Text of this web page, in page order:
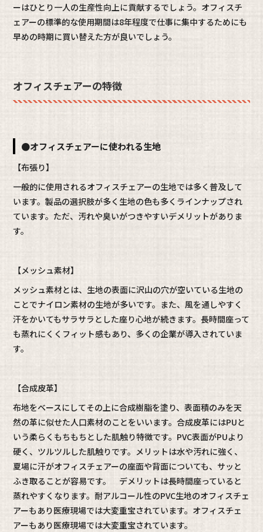
ーはひとり一人の生産性向上に貢献するでしょう。オフィスチ
ェアーの標準的な使用期間は8年程度で仕事に集中するためにも
早めの時期に買い替えた方が良いでしょう。
オフィスチェアーの特徴
●オフィスチェアーに使われる生地
【布張り】
一般的に使用されるオフィスチェアーの生地では多く普及して
います。製品の選択肢が多く生地の色も多くラインナップされ
ています。ただ、汚れや臭いがつきやすいデメリットがありま
す。
【メッシュ素材】
メッシュ素材とは、生地の表面に沢山の穴が空いている生地の
ことでナイロン素材の生地が多いです。また、風を通しやすく
汗をかいてもサラサラとした座り心地が続きます。長時間座って
も蒸れにくくフィット感もあり、多くの企業が導入されていま
す。
【合成皮革】
布地をベースにしてその上に合成樹脂を塗り、表面積のみを天
然の革に似せた人口素材のことをいいます。合成皮革にはPUと
いう柔らくもちもちとした肌触り特徴です。PVC表面がPUより
硬く、ツルツルした肌触りです。メリットは水や汚れに強く、
夏場に汗がオフィスチェアーの座面や背面についても、サッと
ふき取ることが容易です。 デメリットは長時間座っていると
蒸れやすくなります。耐アルコール性のPVC生地のオフィスチェ
アーもあり医療現場では大変重宝されています。オフィスチェ
アーもあり医療現場では大変重宝されています。